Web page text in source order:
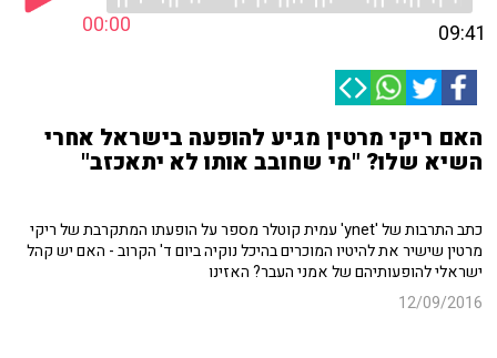
00:00 09:41
האם ריקי מרטין מגיע להופעה בישראל אחרי
השיא שלו? "מי שחובב אותו לא יתאכזב"
כתב התרבות של 'ynet' עמית קוטלר מספר על הופעתו המתקרבת של ריקי
מרטין שישיר את להיטיו המוכרים בהיכל נוקיה ביום ד' הקרוב - האם יש קהל
ישראלי להופעותיהם של אמני העבר? האזינו
12/09/2016